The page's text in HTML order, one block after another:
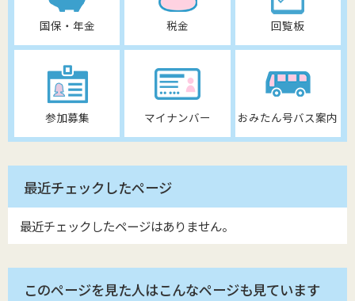
国保・年金 税金 回覧板
参加募集 マイナンバー おみたん号バス案内
最近チェックしたページ
最近チェックしたページはありません。
このページを見た人はこんなページも見ています